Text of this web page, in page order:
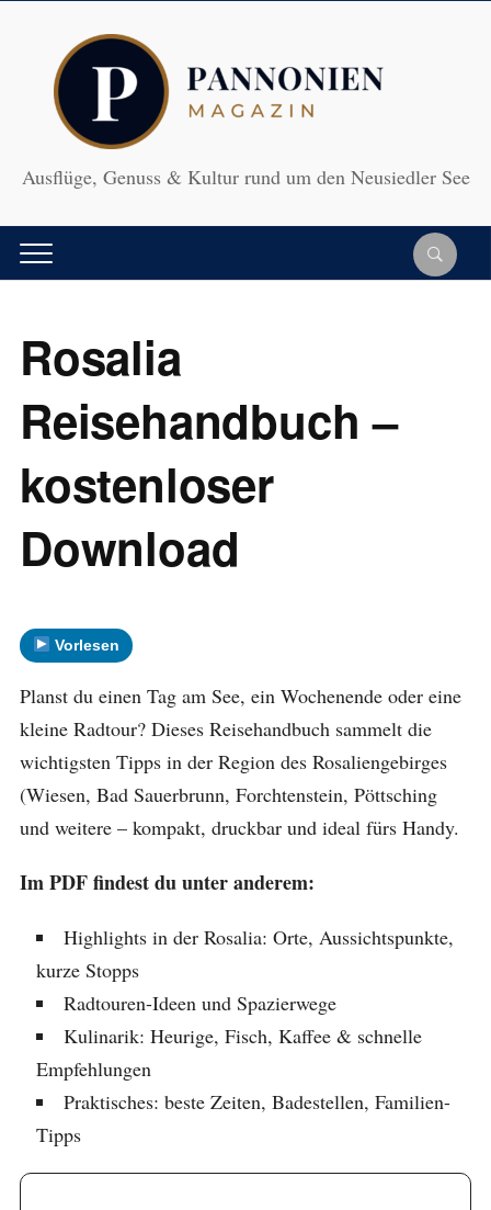
Ausflüge, Genuss & Kultur rund um den Neusiedler See
Rosalia
Reisehandbuch –
kostenloser
Download
Vorlesen
Planst du einen Tag am See, ein Wochenende oder eine
kleine Radtour? Dieses Reisehandbuch sammelt die
wichtigsten Tipps in der Region des Rosaliengebirges
(Wiesen, Bad Sauerbrunn, Forchtenstein, Pöttsching
und weitere – kompakt, druckbar und ideal fürs Handy.
Im PDF findest du unter anderem:
Highlights in der Rosalia: Orte, Aussichtspunkte,
kurze Stopps
Radtouren-Ideen und Spazierwege
Kulinarik: Heurige, Fisch, Kaffee & schnelle
Empfehlungen
Praktisches: beste Zeiten, Badestellen, Familien-
Tipps